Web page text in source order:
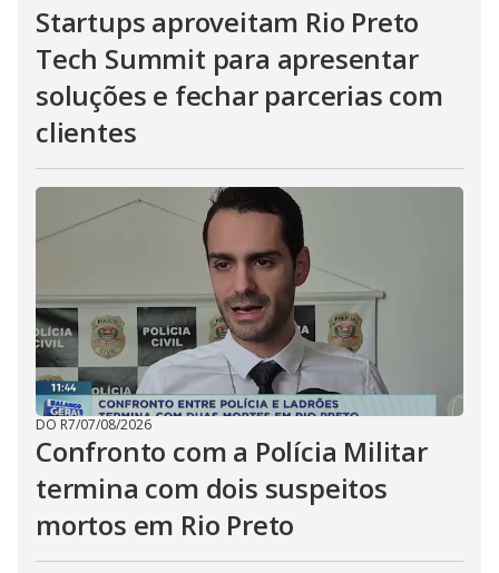
Startups aproveitam Rio Preto
Tech Summit para apresentar
soluções e fechar parcerias com
clientes
DO R7/07/08/2026
Confronto com a Polícia Militar
termina com dois suspeitos
mortos em Rio Preto